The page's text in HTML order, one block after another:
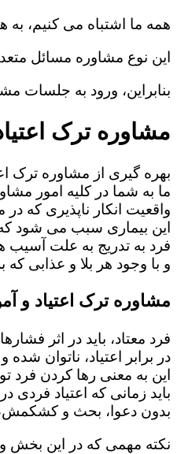
همه ما اشتباه می کنیم، به
این نوع مشاوره مسائل
بنابراین، ورود به جلسات
مشاوره ترک
بهره گیری از مشاوره ترک
ما به شما در کلیه امور
واقعیت انکار ناپذیری که
این بیماری سبب می شود که
فرد به تدریج به علت آسیب
و با وجود هر بلا و عذابی
مشاوره ترک اعتیاد و
فرد معتاد، باید در اثر
در برابر اعتیاد، ناتوان
این به معنی رها کردن
باید زمانی که اعتیاد
بدون دعوا، بحث و کشکمش،
نکته مهمی که در این بخش